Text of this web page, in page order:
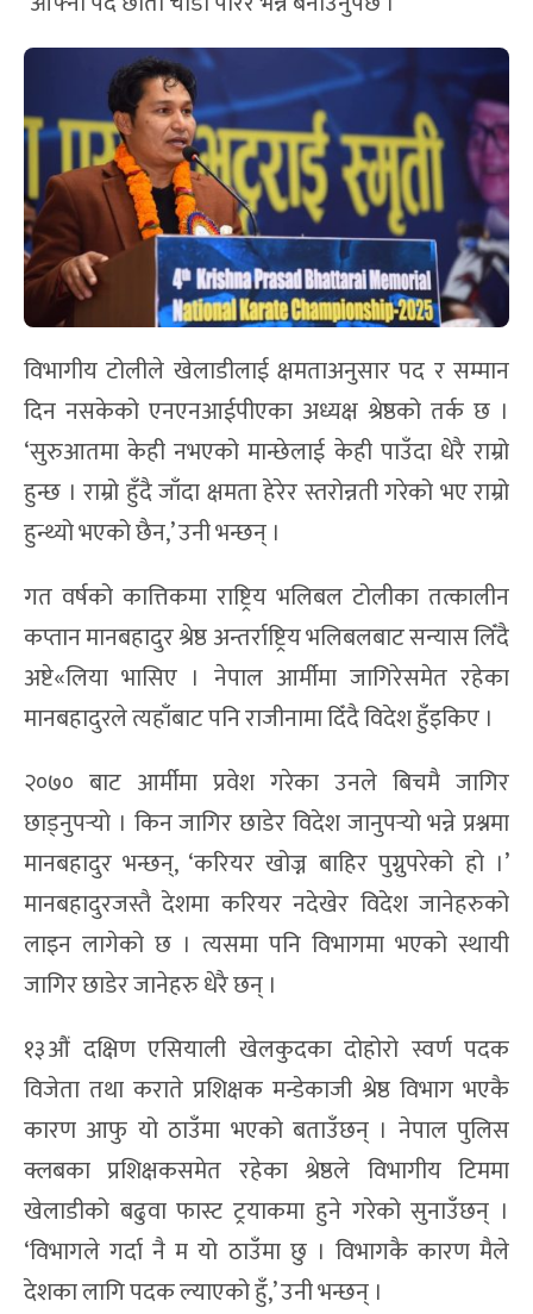
विभागीय टोलीले खेलाडीलाई क्षमताअनुसार पद र सम्मान
दिन नसकेको एनएनआईपीएका अध्यक्ष श्रेष्ठको तर्क छ ।
‘सुरुआतमा केही नभएको मान्छेलाई केही पाउँदा धेरै राम्रो
हुन्छ । राम्रो हुँदै जाँदा क्षमता हेरेर स्तरोन्नती गरेको भए राम्रो
हुन्थ्यो भएको छैन,’ उनी भन्छन् ।
गत वर्षको कात्तिकमा राष्ट्रिय भलिबल टोलीका तत्कालीन
कप्तान मानबहादुर श्रेष्ठ अन्तर्राष्ट्रिय भलिबलबाट सन्यास लिँदै
अष्टे«लिया भासिए । नेपाल आर्मीमा जागिरेसमेत रहेका
मानबहादुरले त्यहाँबाट पनि राजीनामा दिँदै विदेश हुँइकिए ।
२०७० बाट आर्मीमा प्रवेश गरेका उनले बिचमै जागिर
छाड्नुपर्‍यो । किन जागिर छाडेर विदेश जानुपर्‍यो भन्ने प्रश्नमा
मानबहादुर भन्छन्, ‘करियर खोज्न बाहिर पुग्नुपरेको हो ।’
मानबहादुरजस्तै देशमा करियर नदेखेर विदेश जानेहरुको
लाइन लागेको छ । त्यसमा पनि विभागमा भएको स्थायी
जागिर छाडेर जानेहरु धेरै छन् ।
१३औं दक्षिण एसियाली खेलकुदका दोहोरो स्वर्ण पदक
विजेता तथा कराते प्रशिक्षक मन्डेकाजी श्रेष्ठ विभाग भएकै
कारण आफु यो ठाउँमा भएको बताउँछन् । नेपाल पुलिस
क्लबका प्रशिक्षकसमेत रहेका श्रेष्ठले विभागीय टिममा
खेलाडीको बढुवा फास्ट ट्रयाकमा हुने गरेको सुनाउँछन् ।
‘विभागले गर्दा नै म यो ठाउँमा छु । विभागकै कारण मैले
देशका लागि पदक ल्याएको हुँ,’ उनी भन्छन् ।